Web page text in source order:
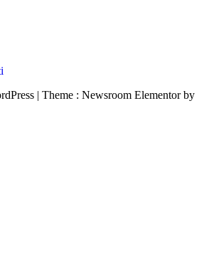
| Theme : Newsroom Elementor by